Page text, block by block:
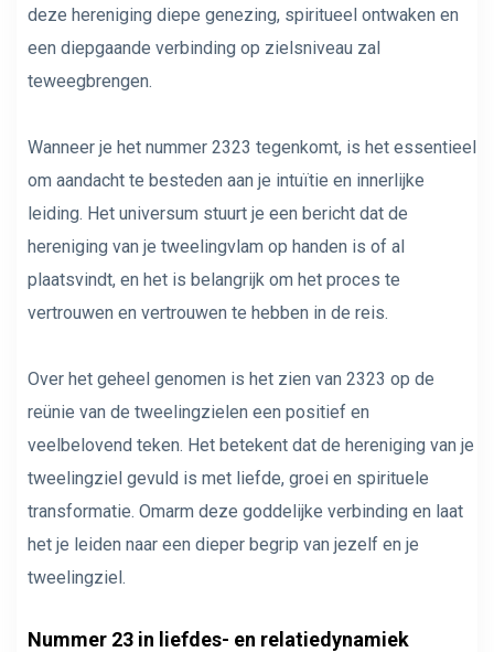
deze hereniging diepe genezing, spiritueel ontwaken en
een diepgaande verbinding op zielsniveau zal
teweegbrengen.
Wanneer je het nummer 2323 tegenkomt, is het essentieel
om aandacht te besteden aan je intuïtie en innerlijke
leiding. Het universum stuurt je een bericht dat de
hereniging van je tweelingvlam op handen is of al
plaatsvindt, en het is belangrijk om het proces te
vertrouwen en vertrouwen te hebben in de reis.
Over het geheel genomen is het zien van 2323 op de
reünie van de tweelingzielen een positief en
veelbelovend teken. Het betekent dat de hereniging van je
tweelingziel gevuld is met liefde, groei en spirituele
transformatie. Omarm deze goddelijke verbinding en laat
het je leiden naar een dieper begrip van jezelf en je
tweelingziel.
Nummer 23 in liefdes- en relatiedynamiek